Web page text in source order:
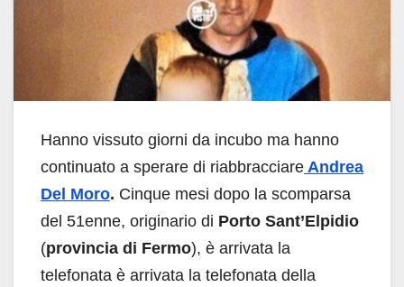
Hanno vissuto giorni da incubo ma hanno
continuato a sperare di riabbracciare Andrea
Del Moro. Cinque mesi dopo la scomparsa
del 51enne, originario di Porto Sant’Elpidio
(provincia di Fermo), è arrivata la
telefonata è arrivata la telefonata della